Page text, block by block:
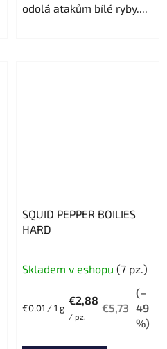
odolá atakům bílé ryby....
SQUID PEPPER BOILIES
HARD
Skladem v eshopu (7 pz.)
€2,88
/ pz.
€5,73
(–
49
%)
Prezzo
€0,01 / 1 g